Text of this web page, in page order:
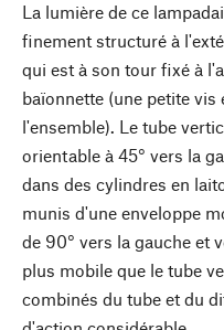
La lumière de ce
finement structuré à
qui est à son tour fixé à
baïonnette (une petite
l'ensemble). Le tube
orientable à 45° vers la
dans des cylindres en
munis d'une enveloppe
de 90° vers la gauche et
plus mobile que le tube
combinés du tube et du